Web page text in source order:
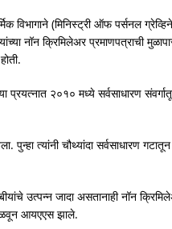
विभागाने (मिनिस्ट्री ऑफ पर्सनल
नॉन क्रिमिलेअर प्रमाणपत्राची
प्रयत्नात २०१० मध्ये सर्वसाधारण
त्यांनी चौथ्यांदा सर्वसाधारण गटातून
उत्पन्न जादा असतानाही नॉन
आयएएस झाले.